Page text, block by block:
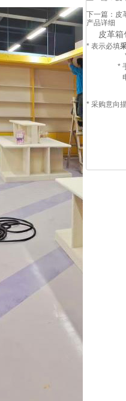
下一篇： 皮
产品详细
皮革箱
* 表示必填
*
* 采购意向